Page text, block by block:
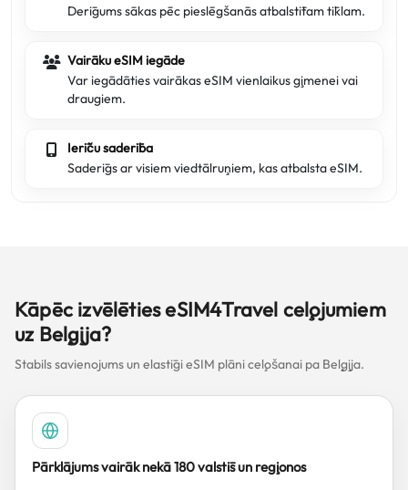
Derīgums sākas pēc pieslēgšanās atbalstītam tīklam.
Vairāku eSIM iegāde
Var iegādāties vairākas eSIM vienlaikus ģimenei vai
draugiem.
Ierīču saderība
Saderīgs ar visiem viedtālruņiem, kas atbalsta eSIM.
Kāpēc izvēlēties eSIM4Travel ceļojumiem
uz Beļģija?
Stabils savienojums un elastīgi eSIM plāni ceļošanai pa Beļģija.
Pārklājums vairāk nekā 180 valstīs un reģionos